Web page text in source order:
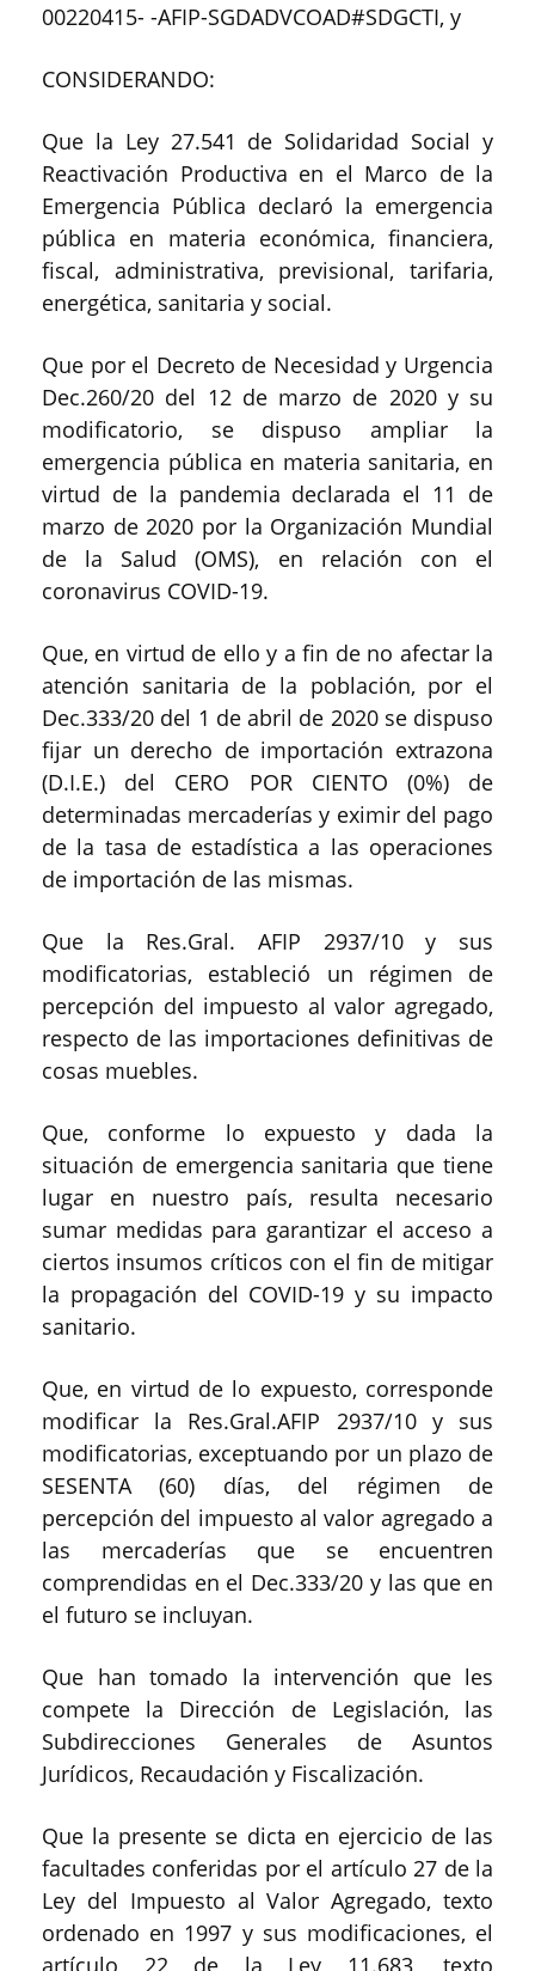
00220415- -AFIP-SGDADVCOAD#SDGCTI, y
CONSIDERANDO:
Que la Ley 27.541 de Solidaridad Social y
Reactivación Productiva en el Marco de la
Emergencia Pública declaró la emergencia
pública en materia económica, financiera,
fiscal, administrativa, previsional, tarifaria,
energética, sanitaria y social.
Que por el Decreto de Necesidad y Urgencia
Dec.260/20 del 12 de marzo de 2020 y su
modificatorio, se dispuso ampliar la
emergencia pública en materia sanitaria, en
virtud de la pandemia declarada el 11 de
marzo de 2020 por la Organización Mundial
de la Salud (OMS), en relación con el
coronavirus COVID-19.
Que, en virtud de ello y a fin de no afectar la
atención sanitaria de la población, por el
Dec.333/20 del 1 de abril de 2020 se dispuso
fijar un derecho de importación extrazona
(D.I.E.) del CERO POR CIENTO (0%) de
determinadas mercaderías y eximir del pago
de la tasa de estadística a las operaciones
de importación de las mismas.
Que la Res.Gral. AFIP 2937/10 y sus
modificatorias, estableció un régimen de
percepción del impuesto al valor agregado,
respecto de las importaciones definitivas de
cosas muebles.
Que, conforme lo expuesto y dada la
situación de emergencia sanitaria que tiene
lugar en nuestro país, resulta necesario
sumar medidas para garantizar el acceso a
ciertos insumos críticos con el fin de mitigar
la propagación del COVID-19 y su impacto
sanitario.
Que, en virtud de lo expuesto, corresponde
modificar la Res.Gral.AFIP 2937/10 y sus
modificatorias, exceptuando por un plazo de
SESENTA (60) días, del régimen de
percepción del impuesto al valor agregado a
las mercaderías que se encuentren
comprendidas en el Dec.333/20 y las que en
el futuro se incluyan.
Que han tomado la intervención que les
compete la Dirección de Legislación, las
Subdirecciones Generales de Asuntos
Jurídicos, Recaudación y Fiscalización.
Que la presente se dicta en ejercicio de las
facultades conferidas por el artículo 27 de la
Ley del Impuesto al Valor Agregado, texto
ordenado en 1997 y sus modificaciones, el
artículo 22 de la Ley 11.683, texto